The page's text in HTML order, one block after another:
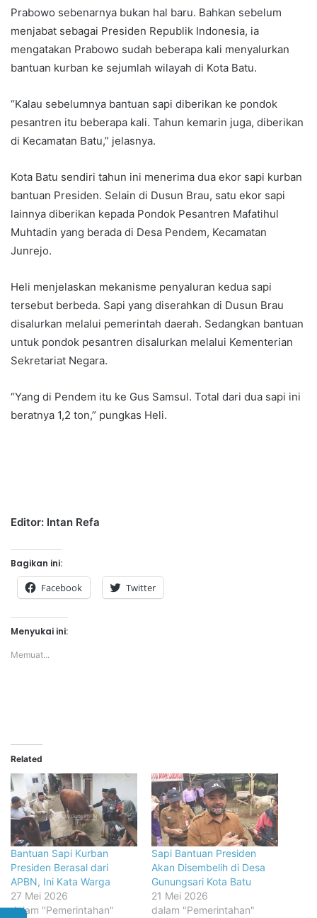
Prabowo sebenarnya bukan hal baru. Bahkan sebelum
menjabat sebagai Presiden Republik Indonesia, ia
mengatakan Prabowo sudah beberapa kali menyalurkan
bantuan kurban ke sejumlah wilayah di Kota Batu.
“Kalau sebelumnya bantuan sapi diberikan ke pondok
pesantren itu beberapa kali. Tahun kemarin juga, diberikan
di Kecamatan Batu,” jelasnya.
Kota Batu sendiri tahun ini menerima dua ekor sapi kurban
bantuan Presiden. Selain di Dusun Brau, satu ekor sapi
lainnya diberikan kepada Pondok Pesantren Mafatihul
Muhtadin yang berada di Desa Pendem, Kecamatan
Junrejo.
Heli menjelaskan mekanisme penyaluran kedua sapi
tersebut berbeda. Sapi yang diserahkan di Dusun Brau
disalurkan melalui pemerintah daerah. Sedangkan bantuan
untuk pondok pesantren disalurkan melalui Kementerian
Sekretariat Negara.
“Yang di Pendem itu ke Gus Samsul. Total dari dua sapi ini
beratnya 1,2 ton,” pungkas Heli.
Editor: Intan Refa
Bagikan ini:
Facebook Twitter
Menyukai ini:
Memuat...
Related
Bantuan Sapi Kurban
Presiden Berasal dari
APBN, Ini Kata Warga
27 Mei 2026
dalam "Pemerintahan"
Sapi Bantuan Presiden
Akan Disembelih di Desa
Gunungsari Kota Batu
21 Mei 2026
dalam "Pemerintahan"